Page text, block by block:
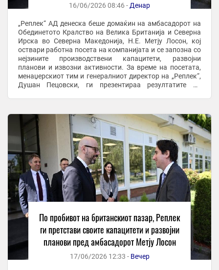
16/06/2026 08:46 - Денар
„Реплек“ АД денеска беше домаќин на амбасадорот на
Обединетото Кралство на Велика Британија и Северна
Ирска во Северна Македонија, Н.Е. Метју Лосон, кој
оствари работна посета на компанијата и се запозна со
нејзините производствени капацитети, развојни
планови и извозни активности. За време на посетата,
менаџерскиот тим и генералниот директор на „Реплек“,
Душан Пецовски, ги презентираа резултатите од
По пробивот на британскиот пазар, Реплек
ги претстави своите капацитети и развојни
планови пред амбасадорот Метју Лосон
17/06/2026 12:33 - Вечер